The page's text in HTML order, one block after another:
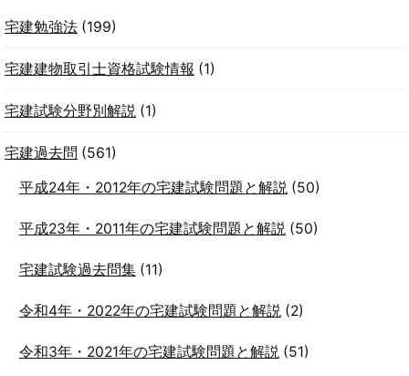
宅建勉強法 (199)
宅建建物取引士資格試験情報 (1)
宅建試験分野別解説 (1)
宅建過去問 (561)
平成24年・2012年の宅建試験問題と解説(50)
平成23年・2011年の宅建試験問題と解説(50)
宅建試験過去問集(11)
令和4年・2022年の宅建試験問題と解説(2)
令和3年・2021年の宅建試験問題と解説(51)